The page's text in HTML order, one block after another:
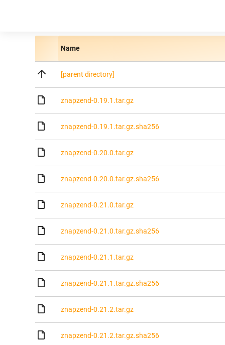
Name
[parent directory]
znapzend-0.19.1.tar.gz
znapzend-0.19.1.tar.gz.sha256
znapzend-0.20.0.tar.gz
znapzend-0.20.0.tar.gz.sha256
znapzend-0.21.0.tar.gz
znapzend-0.21.0.tar.gz.sha256
znapzend-0.21.1.tar.gz
znapzend-0.21.1.tar.gz.sha256
znapzend-0.21.2.tar.gz
znapzend-0.21.2.tar.gz.sha256